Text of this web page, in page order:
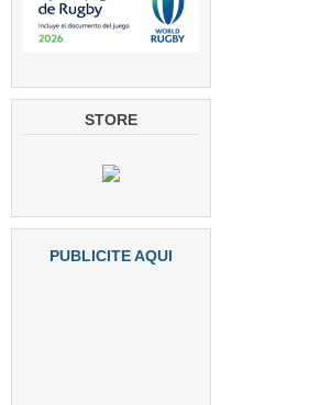
STORE
PUBLICITE AQUI